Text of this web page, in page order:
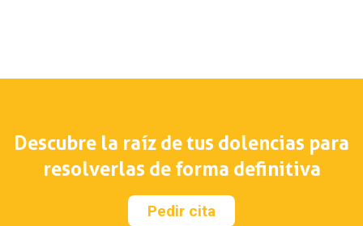
Descubre la raíz de tus dolencias para
resolverlas de forma definitiva
Pedir cita